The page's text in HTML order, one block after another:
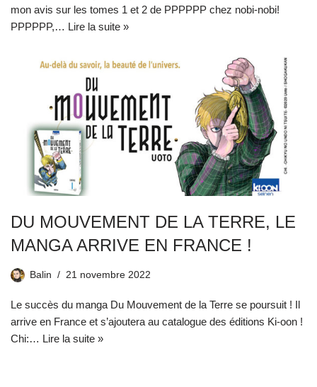
mon avis sur les tomes 1 et 2 de PPPPPP chez nobi-nobi!
PPPPPP,… Lire la suite »
DU MOUVEMENT DE LA TERRE, LE
MANGA ARRIVE EN FRANCE !
Balin 21 novembre 2022
Le succès du manga Du Mouvement de la Terre se poursuit ! Il
arrive en France et s’ajoutera au catalogue des éditions Ki-oon !
Chi:… Lire la suite »